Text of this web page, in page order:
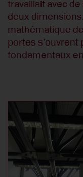
travaillait avec
deux
mathématique
portes
fondamentaux